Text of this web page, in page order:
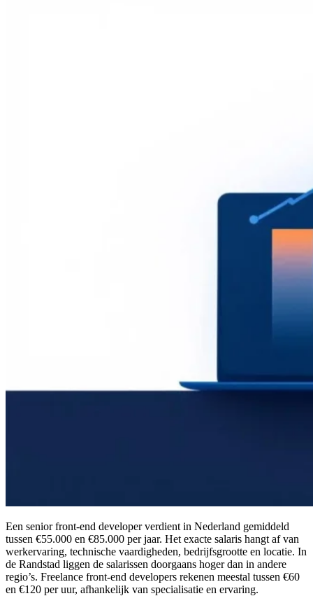
Een senior front-end developer verdient in Nederland gemiddeld
tussen €55.000 en €85.000 per jaar. Het exacte salaris hangt af van
werkervaring, technische vaardigheden, bedrijfsgrootte en locatie. In
de Randstad liggen de salarissen doorgaans hoger dan in andere
regio’s. Freelance front-end developers rekenen meestal tussen €60
en €120 per uur, afhankelijk van specialisatie en ervaring.